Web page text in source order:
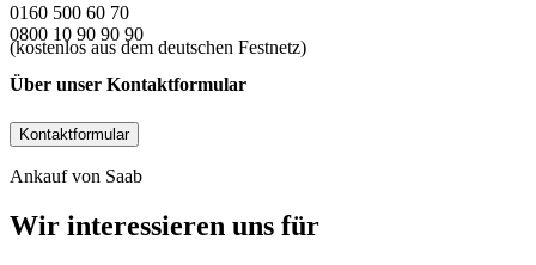
0160 500 60 70
0800 10 90 90 90
(kostenlos aus dem deutschen Festnetz)
Über unser Kontaktformular
Kontaktformular
Ankauf von Saab
Wir interessieren uns für